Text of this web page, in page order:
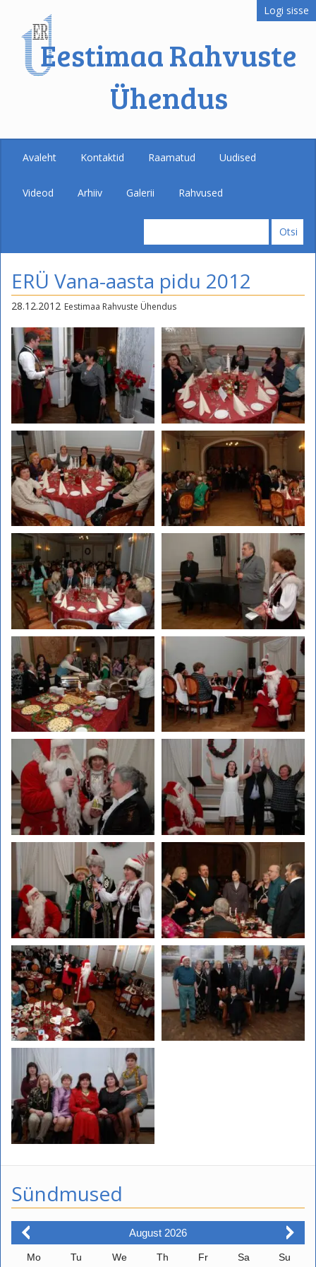
Logi sisse
Eestimaa Rahvuste
Ühendus
Avaleht Kontaktid Raamatud Uudised
Videod Arhiiv Galerii Rahvused
ERÜ Vana-aasta pidu 2012
28.12.2012 Eestimaa Rahvuste Ühendus
Sündmused
August 2026
Mo Tu We Th Fr Sa Su